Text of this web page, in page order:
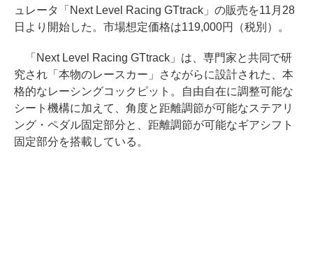
ュレータ「Next Level Racing GTtrack」の販売を11月28
日より開始した。市場想定価格は119,000円（税別）。
「Next Level Racing GTtrack」は、専門家と共同で研
究され「本物のレースカー」さながらに設計された、本
格的なレーシングコックピット。自由自在に調整可能な
シート機構に加えて、角度と距離調節が可能なステアリ
ング・ペダル固定部分と、距離調節が可能なギアシフト
固定部分を搭載している。